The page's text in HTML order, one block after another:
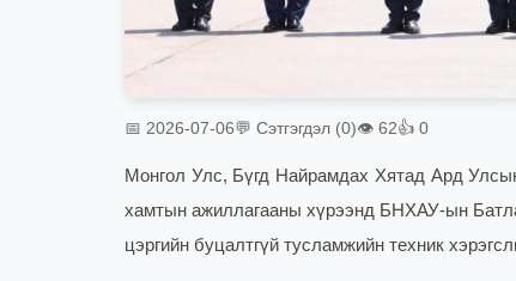
📅 2026-07-06💬 Сэтгэгдэл (0)👁 62👍 0
Монгол Улс, Бүгд Найрамдах Хятад Ард
хамтын ажиллагааны хүрээнд БНХАУ-ын
цэргийн буцалтгүй тусламжийн техник